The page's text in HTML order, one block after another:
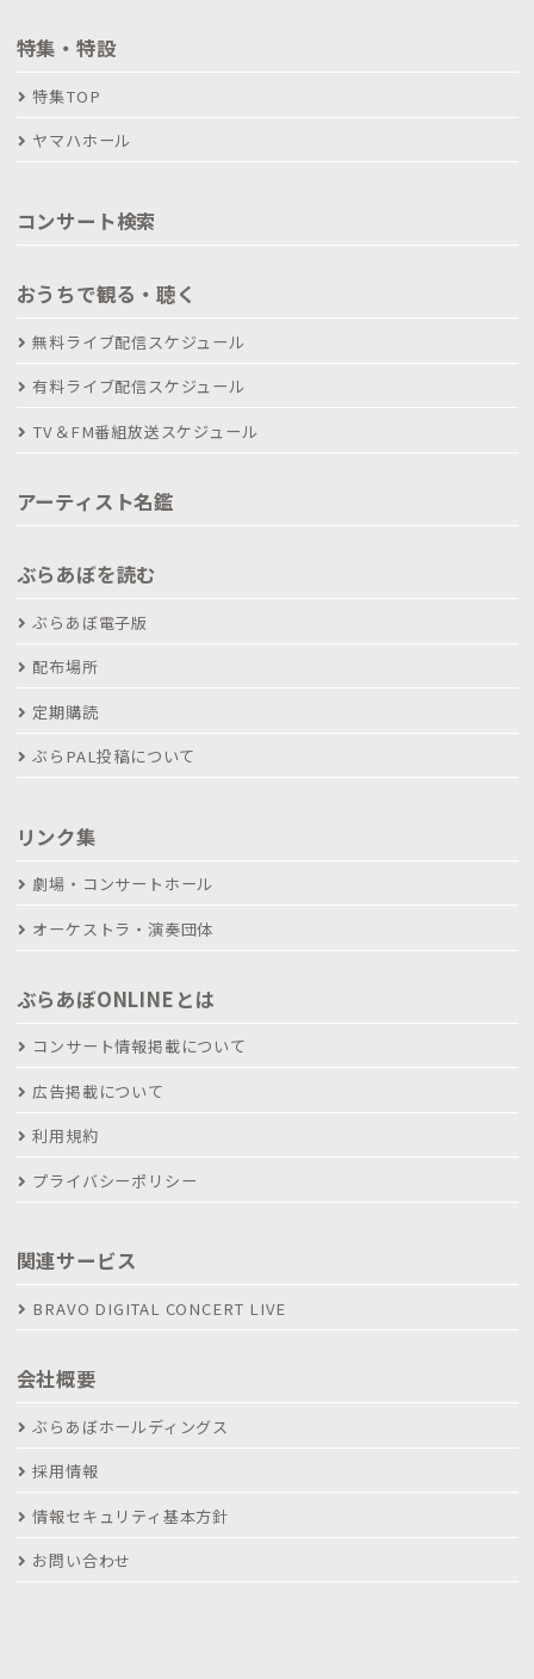
特集・特設
特集TOP
ヤマハホール
コンサート検索
おうちで観る・聴く
無料ライブ配信スケジュール
有料ライブ配信スケジュール
TV＆FM番組放送スケジュール
アーティスト名鑑
ぶらあぼを読む
ぶらあぼ電子版
配布場所
定期購読
ぶらPAL投稿について
リンク集
劇場・コンサートホール
オーケストラ・演奏団体
ぶらあぼONLINEとは
コンサート情報掲載について
広告掲載について
利用規約
プライバシーポリシー
関連サービス
BRAVO DIGITAL CONCERT LIVE
会社概要
ぶらあぼホールディングス
採用情報
情報セキュリティ基本方針
お問い合わせ